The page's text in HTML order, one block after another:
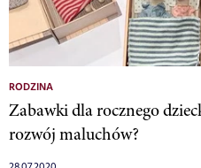
RODZINA
Zabawki dla rocznego
rozwój maluchów?